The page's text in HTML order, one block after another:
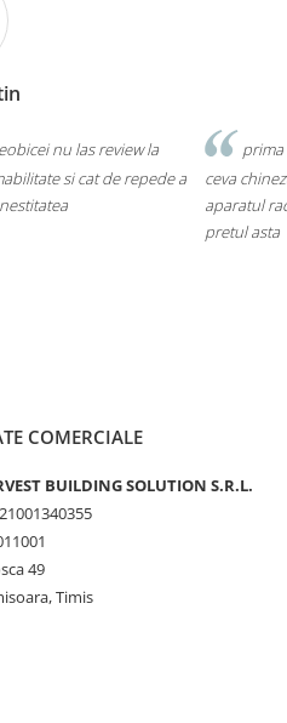
la
a
prima data cand am
ceva chinezarie dar nu e,
aparatul raceste foarte bine
COMERCIALE
BUILDING SOLUTION S.R.L.
49
Timis